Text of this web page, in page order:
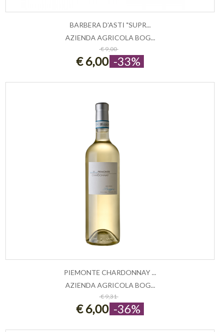
AGGIUNGI AL CARRELLO
BARBERA D'ASTI "SUPR...
AZIENDA AGRICOLA BOG...
€ 9,00
€ 6,00 -33%
AGGIUNGI AL CARRELLO
PIEMONTE CHARDONNAY ...
AZIENDA AGRICOLA BOG...
€ 9,31
€ 6,00 -36%